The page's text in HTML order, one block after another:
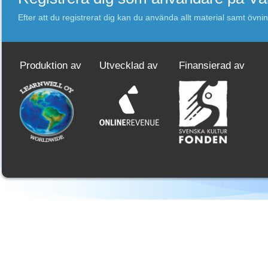
Efter att du registrerat dig kan du använda allt material samt
Produktion av Utvecklad av Finansierad av